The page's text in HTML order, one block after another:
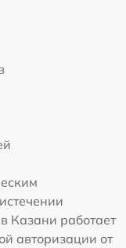
Казани работает
авторизации от